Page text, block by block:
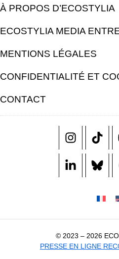
À PROPOS D’ECOSTYLIA
ECOSTYLIA MEDIA
MENTIONS LÉGALES
CONFIDENTIALITÉ ET
CONTACT
© 2023 – 2026
PRESSE EN LIGNE